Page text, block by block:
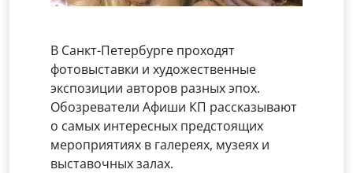
В Санкт-Петербурге проходят
фотовыставки и художественные
экспозиции авторов разных эпох.
Обозреватели Афиши КП рассказывают
о самых интересных предстоящих
мероприятиях в галереях, музеях и
выставочных залах.